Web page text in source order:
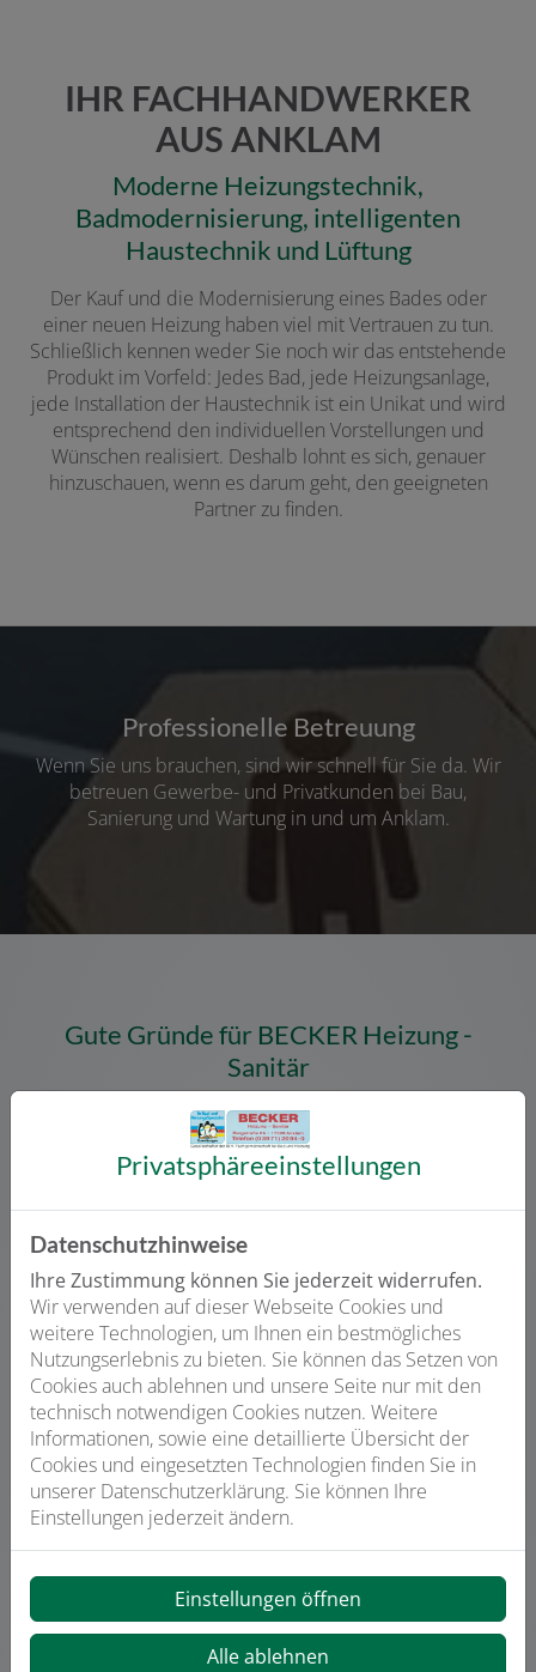
IHR FACHHANDWERKER
AUS ANKLAM
Moderne Heizungstechnik,
Badmodernisierung, intelligenten
Haustechnik und Lüftung
Der Kauf und die Modernisierung eines Bades oder
einer neuen Heizung haben viel mit Vertrauen zu tun.
Schließlich kennen weder Sie noch wir das entstehende
Produkt im Vorfeld: Jedes Bad, jede Heizungsanlage,
jede Installation der Haustechnik ist ein Unikat und wird
entsprechend den individuellen Vorstellungen und
Wünschen realisiert. Deshalb lohnt es sich, genauer
hinzuschauen, wenn es darum geht, den geeigneten
Partner zu finden.
Professionelle Betreuung
Wenn Sie uns brauchen, sind wir schnell für Sie da. Wir
betreuen Gewerbe- und Privatkunden bei Bau,
Sanierung und Wartung in und um Anklam.
Gute Gründe für BECKER Heizung -
Sanitär
Viele Jahre Erfahrung
Ausgezeichnete Qualität und Service
Privatsphäre­einstellungen
Datenschutzhinweise
Ihre Zustimmung können Sie jederzeit widerrufen.
Wir verwenden auf dieser Webseite Cookies und
weitere Technologien, um Ihnen ein bestmögliches
Nutzungserlebnis zu bieten. Sie können das Setzen von
Cookies auch ablehnen und unsere Seite nur mit den
technisch notwendigen Cookies nutzen. Weitere
Informationen, sowie eine detaillierte Übersicht der
Cookies und eingesetzten Technologien finden Sie in
unserer Datenschutzerklärung. Sie können Ihre
Einstellungen jederzeit ändern.
Einstellungen öffnen
Alle ablehnen